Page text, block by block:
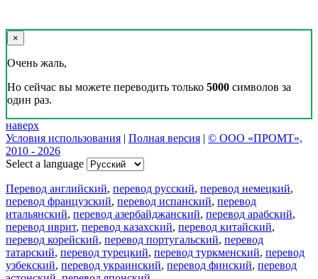
×
Очень жаль,
Но сейчас вы можете переводить только 5000 символов за
один раз.
наверх
Условия использования | Полная версия | © ООО «ПРОМТ»,
2010 - 2026
Select a language
Перевод английский, перевод русский, перевод немецкий,
перевод французский, перевод испанский, перевод
итальянский, перевод азербайджанский, перевод арабский,
перевод иврит, перевод казахский, перевод китайский,
перевод корейский, перевод португальский, перевод
татарский, перевод турецкий, перевод туркменский, перевод
узбекский, перевод украинский, перевод финский, перевод